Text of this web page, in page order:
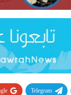
Telegram